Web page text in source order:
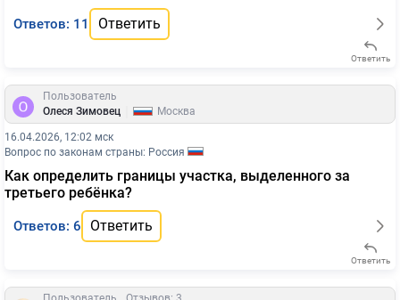
Ответов: 11 Ответить
Ответить
Пользователь
Олеся Зимовец
Москва
16.04.2026, 12:02 мск
Вопрос по законам страны: Россия
Как определить границы участка, выделенного за
третьего ребёнка?
Ответов: 6 Ответить
Ответить